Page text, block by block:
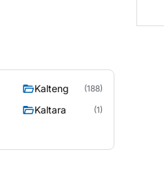
Kalteng (188)
Kaltara (1)